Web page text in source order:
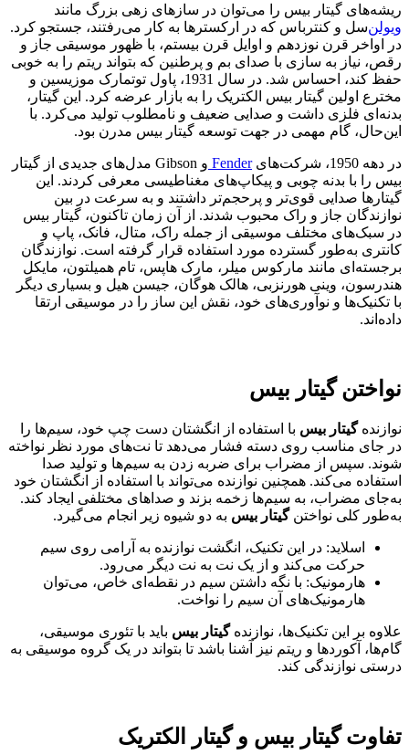
ریشه‌های گیتار بیس را می‌توان در سازهای زهی بزرگ مانند
ویولن‌سل و کنترباس که در ارکسترها به کار می‌رفتند، جستجو کرد.
در اواخر قرن نوزدهم و اوایل قرن بیستم، با ظهور موسیقی جاز و
رقص، نیاز به سازی با صدای بم و پرطنین که بتواند ریتم را به خوبی
حفظ کند، احساس شد. در سال 1931، پاول توتمارک موزیسین و
مخترع اولین گیتار بیس الکتریک را به بازار عرضه کرد. این گیتار،
بدنه‌ای فلزی داشت و صدایی ضعیف و نامطلوب تولید می‌کرد. با
این‌حال، گام مهمی در جهت توسعه گیتار بیس مدرن بود.
در دهه 1950، شرکت‌های Fender
و Gibson مدل‌های جدیدی از گیتار
بیس را با بدنه چوبی و پیکاپ‌های مغناطیسی معرفی کردند. این
گیتارها صدایی قوی‌تر و پرحجم‌تر داشتند و به سرعت در بین
نوازندگان جاز و راک محبوب شدند. از آن زمان تاکنون، گیتار بیس
در سبک‌های مختلف موسیقی از جمله راک، متال، فانک، پاپ و
کانتری به‌طور گسترده مورد استفاده قرار گرفته است. نوازندگان
برجسته‌ای مانند مارکوس میلر، مارک هاپس، تام همیلتون، مایکل
هندرسون، وینی هورنزبی، هالک هوگان، جیسن هیل و بسیاری دیگر
با تکنیک‌ها و نوآوری‌های خود، نقش این ساز را در موسیقی ارتقا
داده‌اند.
نواختن گیتار بیس
نوازندهگیتار بیس با استفاده از انگشتان دست چپ خود، سیم‌ها را
در جای مناسب روی دسته فشار می‌دهد تا نت‌های مورد نظر نواخته
شوند. سپس از مضراب برای ضربه زدن به سیم‌ها و تولید صدا
استفاده می‌کند. همچنین نوازنده می‌تواند با استفاده از انگشتان خود
به‌جای مضراب، به سیم‌ها زخمه بزند و صداهای مختلفی ایجاد کند.
به‌طور کلی نواختنگیتار بیس به دو شیوه زیر انجام می‌گیرد.
اسلاید: در این تکنیک، انگشت نوازنده به آرامی روی سیم
حرکت می‌کند و از یک نت به نت دیگر می‌رود.
هارمونیک: با نگه داشتن سیم در نقطه‌ای خاص، می‌توان
هارمونیک‌های آن سیم را نواخت.
علاوه بر این تکنیک‌ها، نوازندهگیتار بیس باید با تئوری موسیقی،
گام‌ها، آکوردها و ریتم نیز آشنا باشد تا بتواند در یک گروه موسیقی به
درستی نوازندگی کند.
تفاوت گیتار بیس و گیتار الکتریک